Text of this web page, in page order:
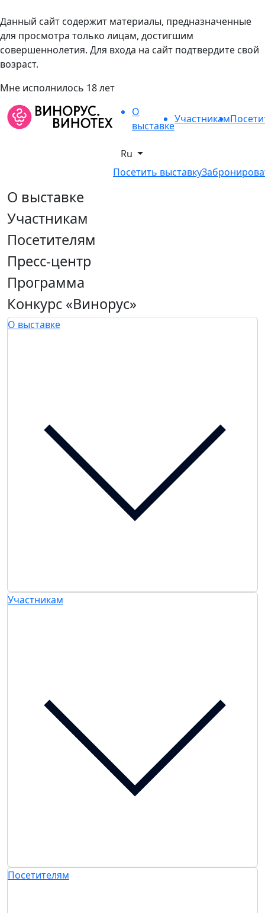
Данный сайт содержит материалы, предназначенные
для просмотра только лицам, достигшим
совершеннолетия. Для входа на сайт подтвердите свой
возраст.
Мне исполнилось 18 лет
О
выставке
Участникам
Ru
Посетить выставку
О выставке
Участникам
Посетителям
Пресс-центр
Программа
Конкурс «Винорус»
О выставке
Участникам
Посетителям